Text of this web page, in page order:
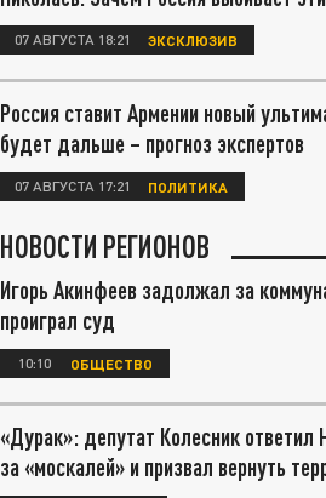
07 АВГУСТА 18:21 ЭКСКЛЮЗИВ
Россия ставит Армении новый
будет дальше – прогноз экспертов
07 АВГУСТА 17:21 ПОЛИТИКА
НОВОСТИ РЕГИОНОВ
Игорь Акинфеев задолжал за
проиграл суд
10:10 ОБЩЕСТВО
«Дурак»: депутат Колесник ответил
за «москалей» и призвал вернуть